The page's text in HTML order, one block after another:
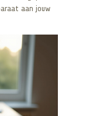
aan jouw